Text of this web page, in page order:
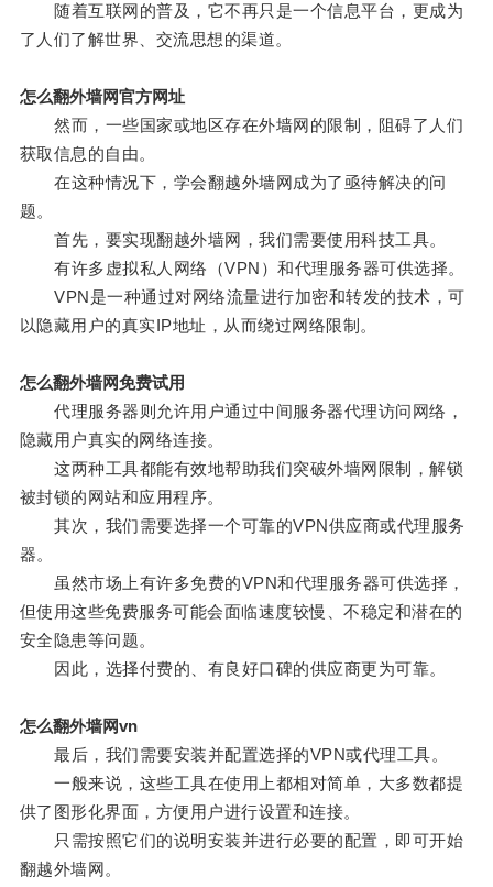
随着互联网的普及，它不再只是一个信息平台，更成为
了人们了解世界、交流思想的渠道。
怎么翻外墙网官方网址
然而，一些国家或地区存在外墙网的限制，阻碍了人们
获取信息的自由。
在这种情况下，学会翻越外墙网成为了亟待解决的问
题。
首先，要实现翻越外墙网，我们需要使用科技工具。
有许多虚拟私人网络（VPN）和代理服务器可供选择。
VPN是一种通过对网络流量进行加密和转发的技术，可
以隐藏用户的真实IP地址，从而绕过网络限制。
怎么翻外墙网免费试用
代理服务器则允许用户通过中间服务器代理访问网络，
隐藏用户真实的网络连接。
这两种工具都能有效地帮助我们突破外墙网限制，解锁
被封锁的网站和应用程序。
其次，我们需要选择一个可靠的VPN供应商或代理服务
器。
虽然市场上有许多免费的VPN和代理服务器可供选择，
但使用这些免费服务可能会面临速度较慢、不稳定和潜在的
安全隐患等问题。
因此，选择付费的、有良好口碑的供应商更为可靠。
怎么翻外墙网vn
最后，我们需要安装并配置选择的VPN或代理工具。
一般来说，这些工具在使用上都相对简单，大多数都提
供了图形化界面，方便用户进行设置和连接。
只需按照它们的说明安装并进行必要的配置，即可开始
翻越外墙网。